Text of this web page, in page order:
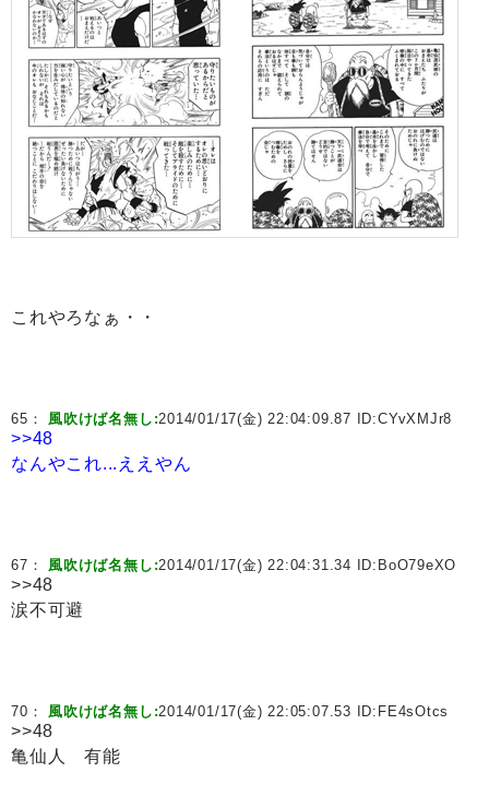
これやろなぁ・・
65： 風吹けば名無し:2014/01/17(金) 22:04:09.87 ID:CYvXMJr8
>>48
なんやこれ...ええやん
67： 風吹けば名無し:2014/01/17(金) 22:04:31.34 ID: BoO79eXO
>>48
涙不可避
70： 風吹けば名無し:2014/01/17(金) 22:05:07.53 ID: FE4sOtcs
>>48
亀仙人 有能